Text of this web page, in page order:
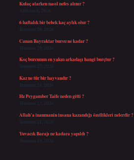
Kulaç atarken nasıl nefes alınır ?
Ağustos 6, 2026
6 haftalık bir bebek kaç aylık olur ?
Temmuz 30, 2026
Canan Bayraktar bursu ne kadar ?
Temmuz 29, 2026
Koç burcunun en yakın arkadaşı hangi burçtur ?
Temmuz 27, 2026
Kaz ne tür bir hayvandır ?
Temmuz 24, 2026
Hz Peygamber Taife neden gitti ?
Temmuz 23, 2026
Allah’a inanmanin insana kazandığı özellikleri nelerdir ?
Temmuz 21, 2026
Yuvacık Barajı ne kadara yapıldı ?
Temmuz 19, 2026